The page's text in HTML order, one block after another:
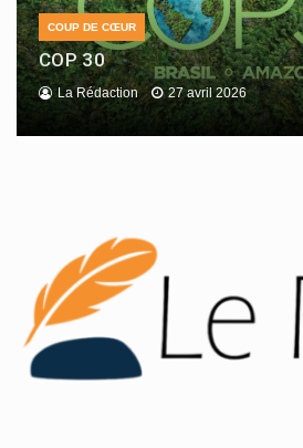
COUP DE CŒUR
COP 30
La Rédaction 27 avril 2026